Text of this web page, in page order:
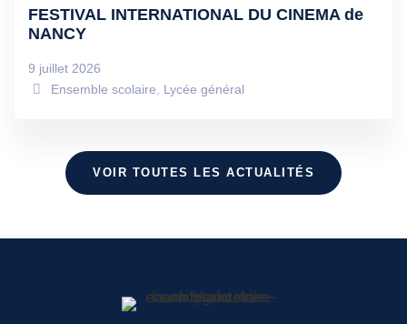
FESTIVAL INTERNATIONAL DU CINEMA de
NANCY
9 juillet 2026
Ensemble scolaire
Lycée général
VOIR TOUTES LES ACTUALITÉS